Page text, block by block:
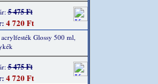
5 475 Ft
4 720 Ft
acrylfesték Glossy 500 ml,
5 475 Ft
4 720 Ft